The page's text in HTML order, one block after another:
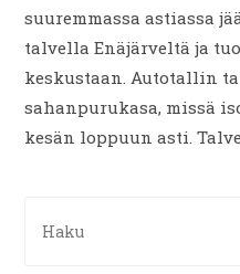
suuremmassa astiassa
talvella Enäjärveltä ja
keskustaan. Autotallin
sahanpurukasa, missä
kesän loppuun asti.